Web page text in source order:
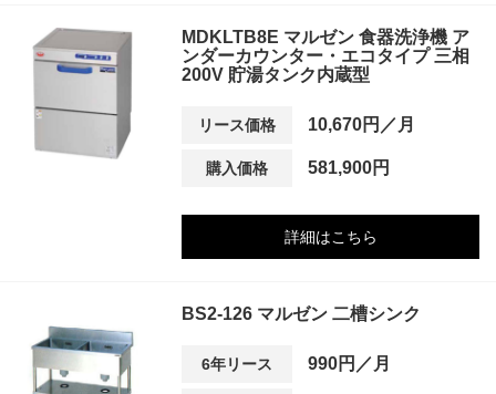
MDKLTB8E マルゼン 食器洗浄機 ア
ンダーカウンター・エコタイプ 三相
200V 貯湯タンク内蔵型
リース価格 10,670円／月
購入価格 581,900円
詳細はこちら
BS2-126 マルゼン 二槽シンク
6年リース 990円／月